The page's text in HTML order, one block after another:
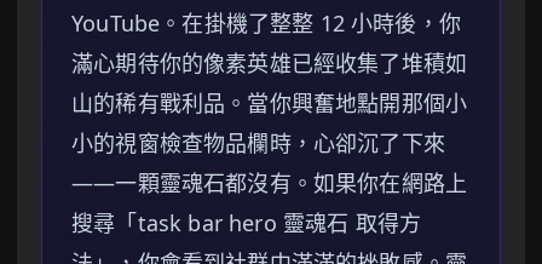
YouTube。在掛機了整整 12 小時後，你
滿心期待你的像素英雄已經收集了堆積如
山的稀有戰利品。當你興奮地點開那個小
小的視窗檢查物品欄時，心卻沉了下來
——一顆靈魂石都沒有。如果你在網路上
搜尋「task bar hero 靈魂石 取得方